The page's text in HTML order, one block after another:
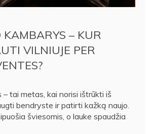
KAMBARYS – KUR
VILNIUJE PER
tai metas, kai norisi ištrūkti iš
bendryste ir patirti kažką naujo.
šviesomis, o lauke spaudžia